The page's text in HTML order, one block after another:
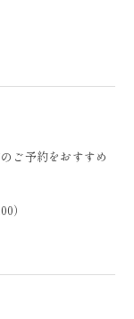
ご予約をおすすめ
）